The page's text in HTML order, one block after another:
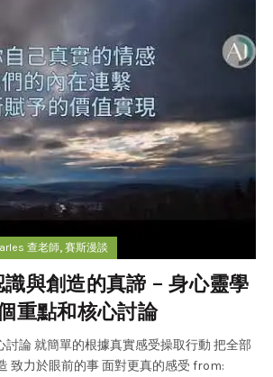
查老師,賽斯漫談
與創造的真諦 – 身心靈學
重點和核心討論
論 就簡單的根據真實感受操取行動 把全部
致力於眼前的事 面對更真的感受 from: